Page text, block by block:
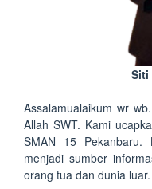
Siti
Assalamualaikum wr
Allah SWT. Kami
SMAN 15
menjadi sumber
orang tua dan dunia luar.